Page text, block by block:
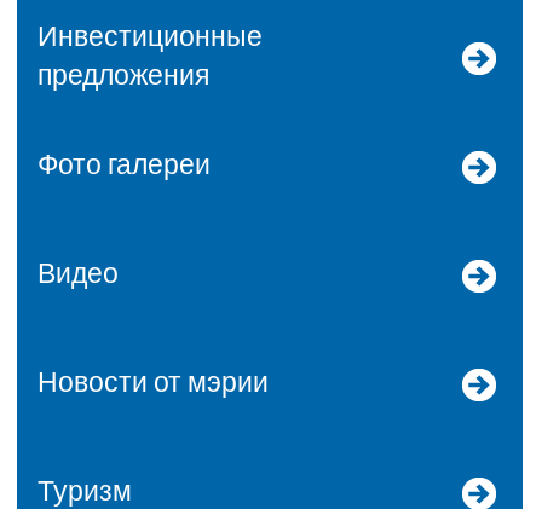
Инвестиционные
предложения
Фото галереи
Видео
Новости от мэрии
Туризм